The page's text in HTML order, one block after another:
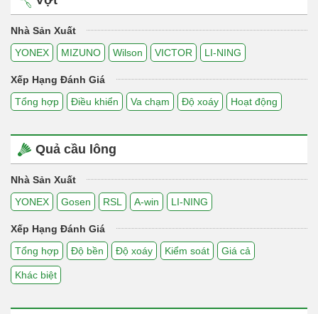
Nhà Sản Xuất
YONEX
MIZUNO Wilson VICTOR LI-NING
Xếp Hạng Đánh Giá
Tổng hợp
Điều khiển Va chạm Độ xoáy Hoạt động
Quả cầu lông
Nhà Sản Xuất
YONEX
Gosen RSL A-win LI-NING
Xếp Hạng Đánh Giá
Tổng hợp
Độ bền Độ xoáy Kiểm soát Giá cả
Khác biệt